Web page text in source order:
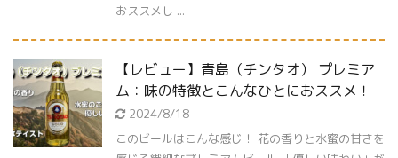
おススメし ...
【レビュー】青島（チンタオ） プレミア
ム：味の特徴とこんなひとにおススメ！
2024/8/18
このビールはこんな感じ！ 花の香りと水蜜の甘さを